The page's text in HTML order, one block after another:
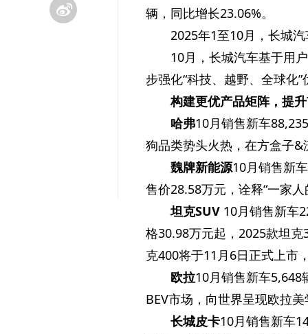
辆，同比增长23.06%。
2025年1至10月，长城
10月，长城汽车基于用
步强化“科技、越野、全球化
构建更优产品矩阵，提
哈弗10月销售新车
狗品类势头火热，在方盒子
魏牌新能源10月销售新
售价28.58万元，诠释“一家
坦克SUV 10月销售新车
格30.98万元起，2025款坦
克400将于11月6日正式上市
欧拉10月销售新车5,648
BEV市场，向世界呈现欧拉
长城皮卡10月销售新车